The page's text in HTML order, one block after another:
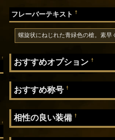
フレーバーテキスト †
螺旋状にねじれた青緑色の槍。素早
おすすめオプション †
おすすめ称号 †
相性の良い装備 †
↑
↑